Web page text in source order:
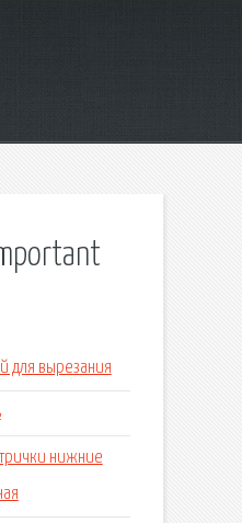
для вырезания
нижние